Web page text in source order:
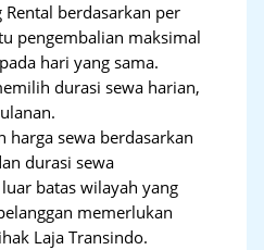
berdasarkan per
pengembalian maksimal
hari yang sama.
durasi sewa harian,
harga sewa berdasarkan
durasi sewa
batas wilayah yang
memerlukan
Laja Transindo.